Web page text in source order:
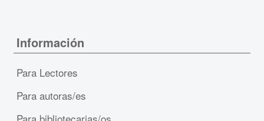
Información
Para Lectores
Para autoras/es